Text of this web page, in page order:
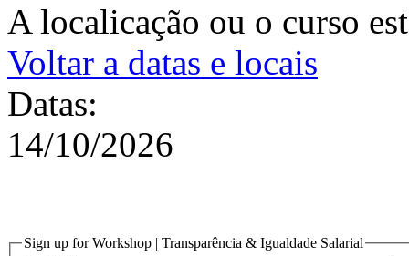
A localicação ou o curso
Voltar a datas e locais
Datas:
14/10/2026
Sign up for Workshop | Transparência & Igualdade Salarial